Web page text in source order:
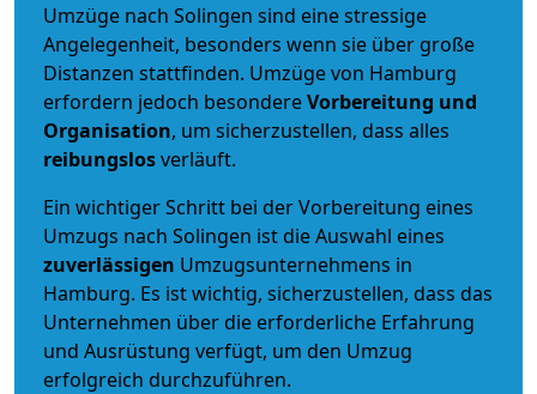
Umzüge nach Solingen sind eine stressige
Angelegenheit, besonders wenn sie über große
Distanzen stattfinden. Umzüge von Hamburg
erfordern jedoch besondereVorbereitung und
Organisation, um sicherzustellen, dass alles
reibungslosverläuft.
Ein wichtiger Schritt bei der Vorbereitung eines
Umzugs nach Solingen ist die Auswahl eines
zuverlässigen Umzugsunternehmens in
Hamburg. Es ist wichtig, sicherzustellen, dass das
Unternehmen über die erforderliche Erfahrung
und Ausrüstung verfügt, um den Umzug
erfolgreich durchzuführen.